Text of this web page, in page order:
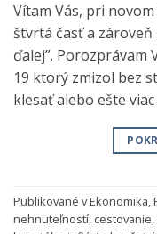
Vítam Vás, pri
štvrtá časť a zároveň
ďalej”. Porozprávam
19 ktorý zmizol bez
klesať alebo ešte
Publikované vEkonomika,
nehnuteľností, cestovanie,